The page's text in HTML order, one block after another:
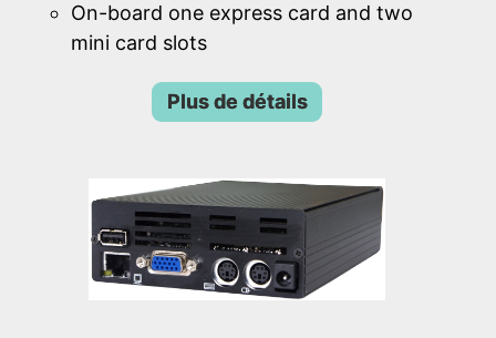
On-board one express card and two
mini card slots
Plus de détails